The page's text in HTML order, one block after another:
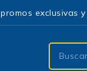
promos exclusivas